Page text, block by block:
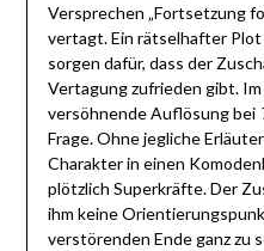
Versprechen „Fortsetzung
vertagt. Ein rätselhafter
sorgen dafür, dass der
Vertagung zufrieden gibt.
versöhnende Auflösung bei
Frage. Ohne jegliche
Charakter in einen
plötzlich Superkräfte. Der
ihm keine
verstörenden Ende ganz zu